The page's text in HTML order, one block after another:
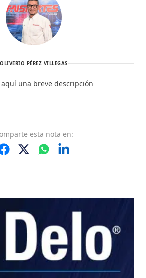
OLIVERIO PÉREZ VILLEGAS
una breve descripción
esta nota en: